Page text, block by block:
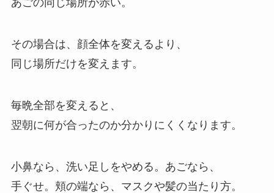
あごの同じ場所が赤い。
その場合は、顔全体を変えるより、
同じ場所だけを変えます。
毎晩全部を変えると、
翌朝に何が合ったのか分かりにくくなります。
小鼻なら、洗い足しをやめる。あごなら、
手ぐせ。頬の端なら、マスクや髪の当たり方。